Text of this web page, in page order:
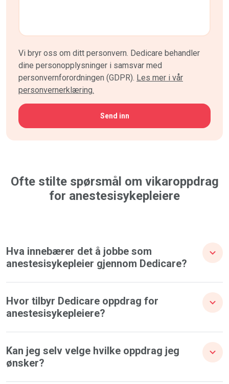
Vi bryr oss om ditt personvern. Dedicare behandler
dine personopplysninger i samsvar med
personvernforordningen (GDPR). Les mer i vår
personvernerklæring.
CAPTCHA
Ofte stilte spørsmål om vikaroppdrag
for anestesisykepleiere
Hva innebærer det å jobbe som
anestesisykepleier gjennom Dedicare?
Hvor tilbyr Dedicare oppdrag for
anestesisykepleiere?
Kan jeg selv velge hvilke oppdrag jeg
ønsker?